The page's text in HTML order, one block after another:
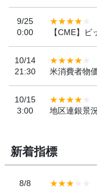
9/25
0:00
【CME】
10/14
21:30
米消費者物
10/15
3:00
地区連銀景
新着指標
8/8